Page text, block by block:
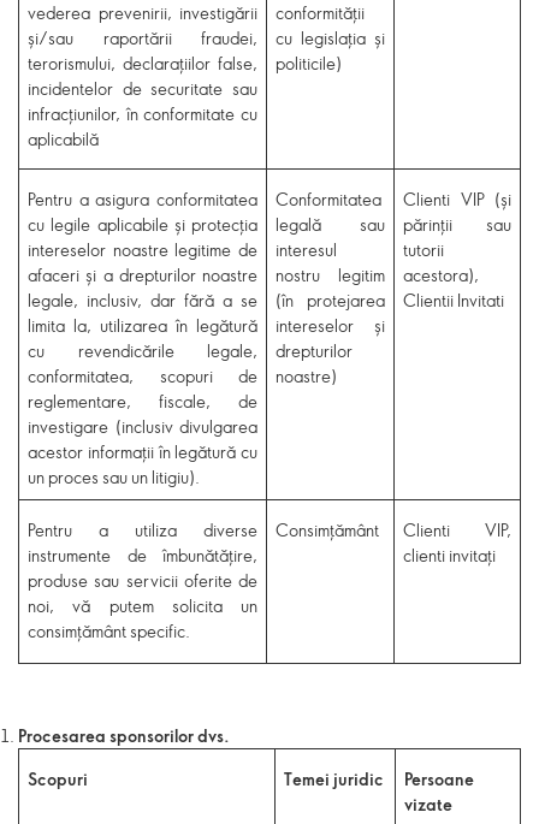
vederea prevenirii, investigării
și/sau raportării fraudei,
terorismului, declarațiilor false,
incidentelor de securitate sau
infracțiunilor, în conformitate cu
aplicabilă
conformității
cu legislația și
politicile)
Pentru a asigura conformitatea
cu legile aplicabile și protecția
intereselor noastre legitime de
afaceri și a drepturilor noastre
legale, inclusiv, dar fără a se
limita la, utilizarea în legătură
cu revendicările legale,
conformitatea, scopuri de
reglementare, fiscale, de
investigare (inclusiv divulgarea
acestor informații în legătură cu
un proces sau un litigiu).
Conformitatea
legală sau
interesul
nostru legitim
(în protejarea
intereselor și
drepturilor
noastre)
Clienti VIP (și
părinții sau
tutorii
acestora),
Clientii Invitati
Pentru a utiliza diverse
instrumente de îmbunătățire,
produse sau servicii oferite de
noi, vă putem solicita un
consimțământ specific.
Consimțământ
Clienti VIP,
clienti invitați
Procesarea sponsorilor dvs.
Scopuri
Temei juridic
Persoane
vizate